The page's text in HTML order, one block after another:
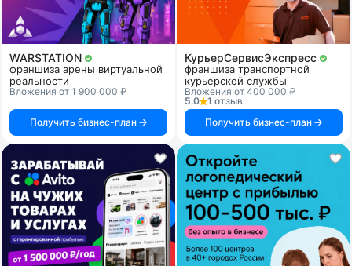
WARSTATION
франшиза арены виртуальной
реальности
Вложения от 1 900 000 ₽
Получить бизнес-план
КурьерСервисЭкспресс
франшиза транспортной
курьерской службы
Вложения от 400 000 ₽
5.0
1 отзыв
Получить бизнес-план